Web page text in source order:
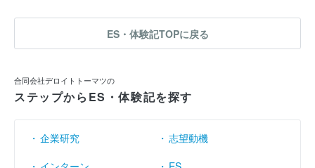
ES・体験記TOPに戻る
合同会社デロイトトーマツの
ステップからES・体験記を探す
企業研究
志望動機